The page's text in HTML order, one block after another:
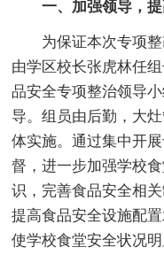
一、加强领导，
为保证本次专项整
由学区校长张虎林任
品安全专项整治领导
导。组员由后勤，大
体实施。通过集中开
督，进一步加强学校
识，完善食品安全相
提高食品安全设施配
使学校食堂安全状况